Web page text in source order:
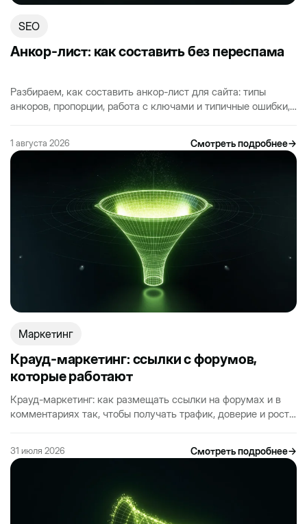
SEO
Анкор-лист: как составить без переспама
Разбираем, как составить анкор-лист для сайта: типы
анкоров, пропорции, работа с ключами и типичные ошибки,
1 августа 2026 Смотреть подробнее→
Маркетинг
Крауд-маркетинг: ссылки с форумов,
которые работают
Крауд-маркетинг: как размещать ссылки на форумах и в
комментариях так, чтобы получать трафик, доверие и рост
31 июля 2026 Смотреть подробнее→